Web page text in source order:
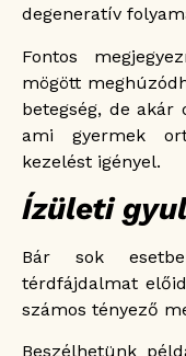
degeneratív
Fontos
mögött
betegség, de akár
ami gyermek
kezelést igényel.
Ízületi
Bár sok
térdfájdalmat
számos tényező
Beszélhetünk